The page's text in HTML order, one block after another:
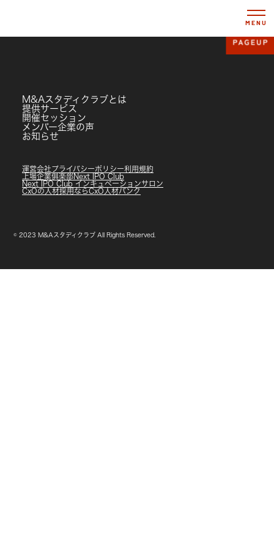
MENU
M&Aスタディクラブとは
提供サービス
開催セッション
メンバー企業の声
お知らせ
運営会社プライバシーポリシー利用規約
上場企業俱楽部Next IPO Club
Next IPO Club インキュベーションサロン
CxOの人材採用ならCxO人材バンク
© 2023 M&Aスタディクラブ All Rights Reserved.